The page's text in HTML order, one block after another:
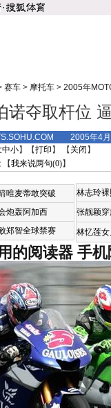
赛车 > 摩托车 > 2005年
诺夺取杆位
2005年4
中小】【打印 】 【 关闭 】
【我来说两句(0)】
唯麦蒂敢突破
炮轰阿加西
郑智全球禁赛
林志玲
张靓颖
林忆莲
的阅读器 手